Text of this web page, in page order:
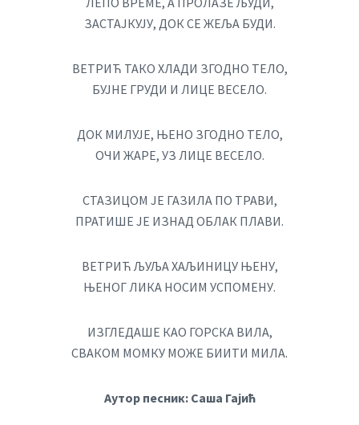
ЗАСТАЈКУЈУ, ДОК СЕ ЖЕЉА БУДИ.
ВЕТРИЋ ТАКО ХЛАДИ ЗГОДНО ТЕЛО,
БУЈНЕ ГРУДИ И ЛИЦЕ ВЕСЕЛО.
ДОК МИЛУЈЕ, ЊЕНО ЗГОДНО ТЕЛО,
ОЧИ ЖАРЕ, УЗ ЛИЦЕ ВЕСЕЛО.
СТАЗИЦОМ ЈЕ ГАЗИЛА ПО ТРАВИ,
ПРАТИШЕ ЈЕ ИЗНАД ОБЛАК ПЛАВИ.
ВЕТРИЋ ЉУЉА ХАЉИНИЦУ ЊЕНУ,
ЊЕНОГ ЛИКА НОСИМ УСПОМЕНУ.
ИЗГЛЕДАШЕ КАО ГОРСКА ВИЛА,
СВАКОМ МОМКУ МОЖЕ БИИТИ МИЛА.
Аутор песник: Саша Гајић